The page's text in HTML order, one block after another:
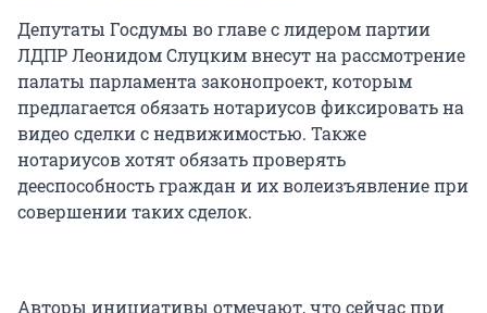
Депутаты Госдумы во главе с лидером партии
ЛДПР Леонидом Слуцким внесут на рассмотрение
палаты парламента законопроект, которым
предлагается обязать нотариусов фиксировать на
видео сделки с недвижимостью. Также
нотариусов хотят обязать проверять
дееспособность граждан и их волеизъявление при
совершении таких сделок.
Авторы инициативы отмечают, что сейчас при